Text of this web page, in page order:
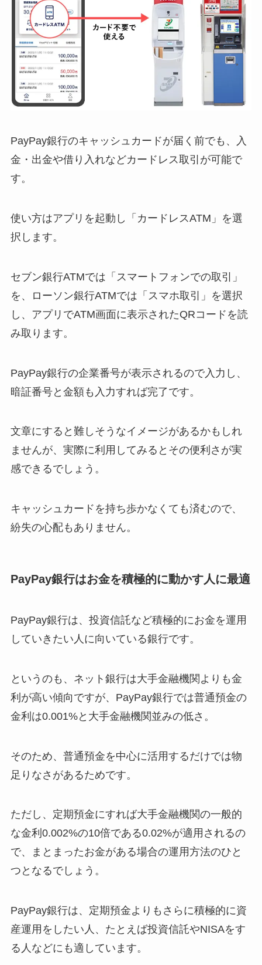
PayPay銀行のキャッシュカードが届く前でも、入
金・出金や借り入れなどカードレス取引が可能で
す。
使い方はアプリを起動し「カードレスATM」を選
択します。
セブン銀行ATMでは「スマートフォンでの取引」
を、ローソン銀行ATMでは「スマホ取引」を選択
し、アプリでATM画面に表示されたQRコードを読
み取ります。
PayPay銀行の企業番号が表示されるので入力し、
暗証番号と金額も入力すれば完了です。
文章にすると難しそうなイメージがあるかもしれ
ませんが、実際に利用してみるとその便利さが実
感できるでしょう。
キャッシュカードを持ち歩かなくても済むので、
紛失の心配もありません。
PayPay銀行はお金を積極的に動かす人に最適
PayPay銀行は、投資信託など積極的にお金を運用
していきたい人に向いている銀行です。
というのも、ネット銀行は大手金融機関よりも金
利が高い傾向ですが、PayPay銀行では普通預金の
金利は0.001%と大手金融機関並みの低さ。
そのため、普通預金を中心に活用するだけでは物
足りなさがあるためです。
ただし、定期預金にすれば大手金融機関の一般的
な金利0.002%の10倍である0.02%が適用されるの
で、まとまったお金がある場合の運用方法のひと
つとなるでしょう。
PayPay銀行は、定期預金よりもさらに積極的に資
産運用をしたい人、たとえば投資信託やNISAをす
る人などにも適しています。